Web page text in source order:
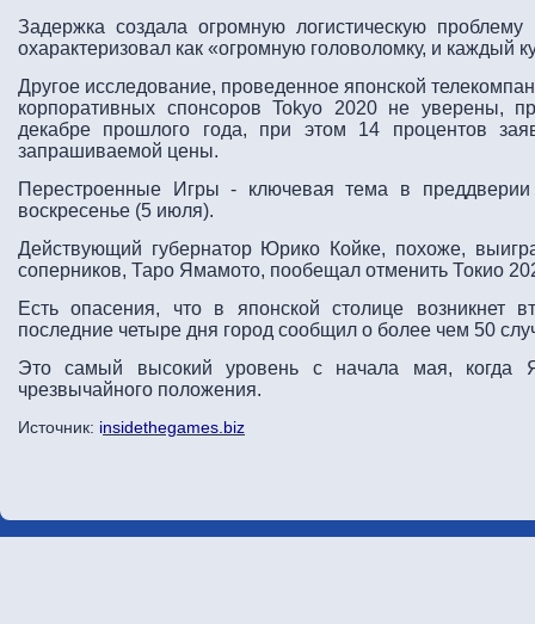
Задержка создала огромную логистическую
охарактеризовал как «огромную головоломку, и каждый
Другое исследование, проведенное японской
корпоративных спонсоров Tokyo 2020 не уверены,
декабре прошлого года, при этом 14 процентов
запрашиваемой цены.
Перестроенные Игры - ключевая тема в
воскресенье (5 июля).
Действующий губернатор Юрико Койке, похоже,
соперников, Таро Ямамото, пообещал отменить Токио
Есть опасения, что в японской столице возникнет
последние четыре дня город сообщил о более чем 50
Это самый высокий уровень с начала мая, когда
чрезвычайного положения.
Источник: insidethegames.biz